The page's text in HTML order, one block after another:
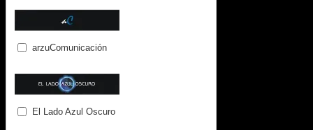
arzuComunicación
El Lado Azul Oscuro